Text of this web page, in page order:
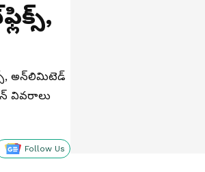
అన్‌లిమిటెడ్
వివరాలు
Follow Us